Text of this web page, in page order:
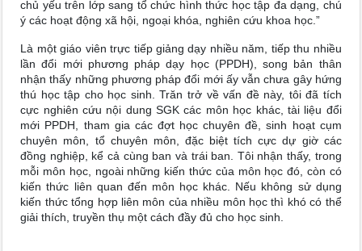
chủ yếu trên lớp sang tổ chức hình thức học tập đa dạng, chú
ý các hoạt động xã hội, ngoại khóa, nghiên cứu khoa học.”
Là một giáo viên trực tiếp giảng dạy nhiều năm, tiếp thu nhiều
lần đổi mới phương pháp dạy học (PPDH), song bản thân
nhận thấy những phương pháp đổi mới ấy vẫn chưa gây hứng
thú học tập cho học sinh. Trăn trở về vấn đề này, tôi đã tích
cực nghiên cứu nội dung SGK các môn học khác, tài liệu đổi
mới PPDH, tham gia các đợt học chuyên đề, sinh hoạt cụm
chuyên môn, tổ chuyên môn, đặc biệt tích cực dự giờ các
đồng nghiệp, kể cả cùng ban và trái ban. Tôi nhận thấy, trong
mỗi môn học, ngoài những kiến thức của môn học đó, còn có
kiến thức liên quan đến môn học khác. Nếu không sử dụng
kiến thức tổng hợp liên môn của nhiều môn học thì khó có thể
giải thích, truyền thụ một cách đầy đủ cho học sinh.